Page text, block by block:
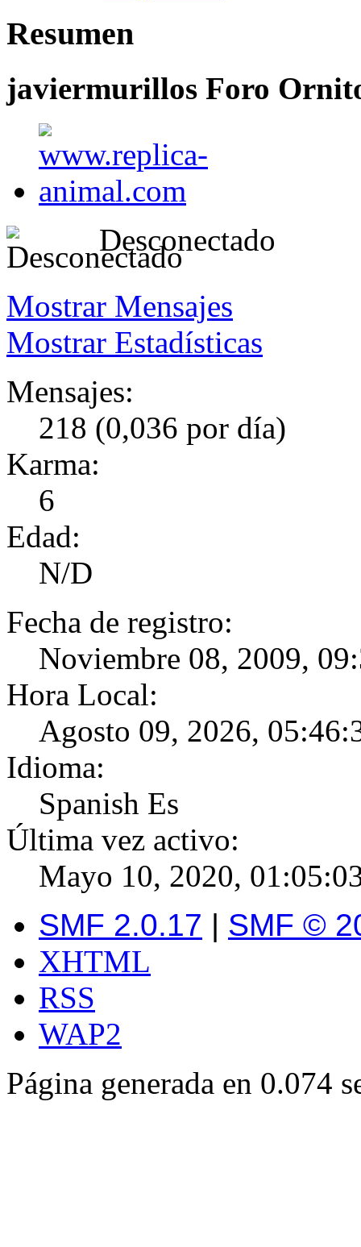
Resumen
javiermurillos Foro
Desconectado
Mostrar Mensajes
Mostrar Estadísticas
Mensajes:
218 (0,036 por día)
Karma:
6
Edad:
N/D
Fecha de registro:
Noviembre 08, 2009,
Hora Local:
Agosto 09, 2026,
Idioma:
Spanish Es
Última vez activo:
Mayo 10, 2020,
SMF 2.0.17 | SMF ©
XHTML
RSS
WAP2
Página generada en 0.074